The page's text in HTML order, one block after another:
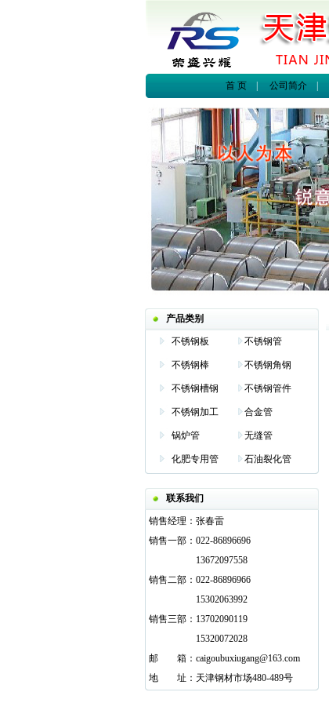
首 页| 公司简介|
产品类别
不锈钢板 不锈钢管
不锈钢棒 不锈钢角钢
不锈钢槽钢 不锈钢管件
不锈钢加工 合金管
锅炉管 无缝管
化肥专用管 石油裂化管
联系我们
销售经理： 张春雷
销售一部： 022-86896696
13672097558
销售二部： 022-86896966
15302063992
销售三部： 13702090119
15320072028
邮
箱： caigoubuxiugang@163.com
地
址： 天津钢材市场480-489号